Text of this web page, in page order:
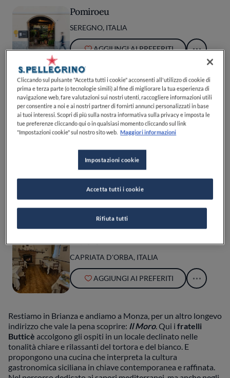
Milano da non perdere
Aggiornato il 18 luglio 2025
Pomiroeu
SEREGNO, ITALIA
AGGIUNGI AI PREFERITI
Seregno per molti foodies fa rima conPomiroeu. Questo è il
nome del ristorante che lo chef patronGiancarlo Morelliha
fondato nel 1993, in un'antica corte dell’800. Un indirizzo
longevo, che resiste alle stelle e alle mode che passano,
perché basato su un’arte vera e autentica: una cucina
contemporanea che non abbandona mai il riferimento della
tradizione, coccolando il palato in maniera intelligente. Il
must da assaggiare? IlRiso selezione Carnaroli alla ricotta di
bufala affumicata con tartare di gamberi rossi e tartufo nero,
colatura di alici, nominato “Risotto dell’anno 2009” al
concorso Premio Gallo. Preparatevi a mangiare uno dei
migliori risotti della vostra vita.
Il Moro
CAPRIATA D'ORBA, ITALIA
AGGIUNGI AI PREFERITI
Restiamo in Brianza e andiamo a Monza, per un altro longevo
indirizzo che vale la pena scoprire: Il Moro. Qui i fratelli
Butticè accolgono gli ospiti in un locale declinato nelle
tonalità chiare e rilassanti del tortora e del bianco. E
propongono una cucina che interpreta la cultura
gastronomica siciliana in chiave contemporanea e raffinata.
Cliccando sul pulsante "Accetta tutti i cookie" acconsenti all'utilizzo di cookie di
prima e terza parte (o tecnologie simili) al fine di migliorare la tua esperienza di
navigazione web, fare valutazioni sui nostri utenti, raccogliere informazioni utili
per consentire a noi e ai nostri partner di fornirti annunci personalizzati in base
ai tuoi interessi. Scopri di più sulla nostra informativa sulla privacy e imposta le
tue preferenze cliccando qui o in qualsiasi momento cliccando sul link
"Impostazioni cookie" sul nostro sito web. Maggiori informazioni
Impostazioni cookie
Rifiuta tutti
Accetta tutti i cookie